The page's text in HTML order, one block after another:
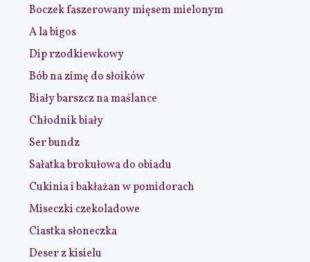
Boczek faszerowany mięsem mielonym
A la bigos
Dip rzodkiewkowy
Bób na zimę do słoików
Biały barszcz na maślance
Chłodnik biały
Ser bundz
Sałatka brokułowa do obiadu
Cukinia i bakłażan w pomidorach
Miseczki czekoladowe
Ciastka słoneczka
Deser z kisielu